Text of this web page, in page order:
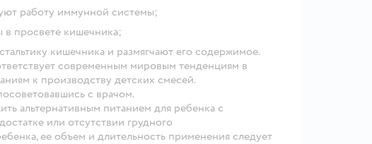
работу иммунной системы;
просвете кишечника;
кишечника и размягчают его содержимое.
современным мировым тенденциям в
к производству детских смесей.
с врачом.
альтернативным питанием для ребенка с
или отсутствии грудного
ее объем и длительность применения следует